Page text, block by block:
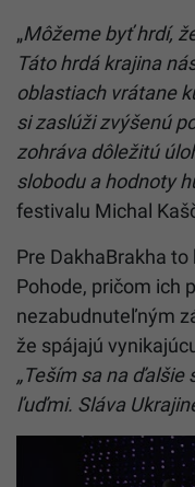
„Môžeme byť hrdí,
Táto hrdá krajina
oblastiach vrátane
si zaslúži zvýšenú
zohráva dôležitú
slobodu a hodnoty
festivalu Michal
Pre DakhaBrakha
Pohode, pričom ich
nezabudnuteľným
že spájajú
„Teším sa na
ľuďmi. Sláva